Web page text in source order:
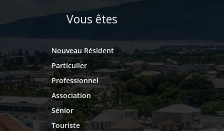
Vous êtes
Nouveau Résident
Particulier
Professionnel
Association
Sénior
Touriste